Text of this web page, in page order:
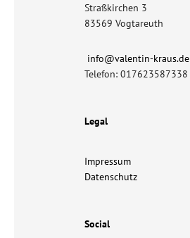
Straßkirchen 3
83569 Vogtareuth
info@valentin-kraus.de
Telefon: 017623587338
Legal
Impressum
Datenschutz
Social